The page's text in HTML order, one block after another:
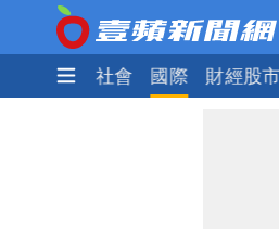
政治 社會 國際 財經股市